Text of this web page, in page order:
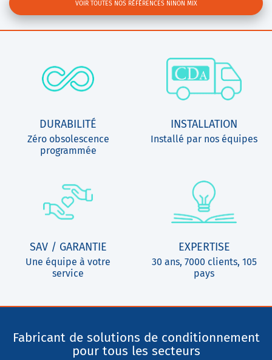
VOIR TOUTES NOS RÉFÉRENCES NINON MIX
DURABILITÉ
Zéro obsolescence
programmée
INSTALLATION
Installé par nos équipes
SAV / GARANTIE
Une équipe à votre
service
EXPERTISE
30 ans, 7000 clients, 105
pays
Fabricant de solutions de conditionnement
pour tous les secteurs